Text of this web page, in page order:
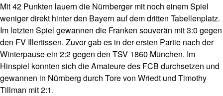
Mit 42 Punkten lauern die Nürnberger mit noch einem Spiel
weniger direkt hinter den Bayern auf dem dritten Tabellenplatz.
Im letzten Spiel gewannen die Franken souverän mit 3:0 gegen
den FV Illertissen. Zuvor gab es in der ersten Partie nach der
Winterpause ein 2:2 gegen den TSV 1860 München. Im
Hinspiel konnten sich die Amateure des FCB durchsetzen und
gewannen in Nürnberg durch Tore von Wriedt und Timothy
Tillman mit 2:1.